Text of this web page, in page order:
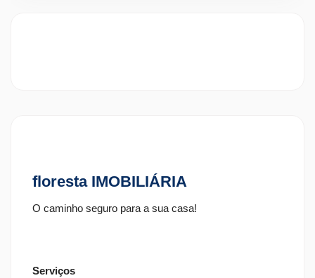
floresta IMOBILIÁRIA
O caminho seguro para a sua casa!
Serviços